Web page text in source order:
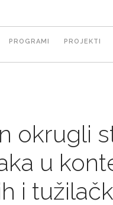
PROGRAMI PROJEKTI
okrugli
u
i